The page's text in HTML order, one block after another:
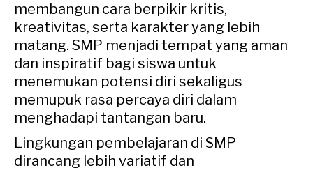
membangun cara berpikir kritis,
kreativitas, serta karakter yang lebih
matang. SMP menjadi tempat yang aman
dan inspiratif bagi siswa untuk
menemukan potensi diri sekaligus
memupuk rasa percaya diri dalam
menghadapi tantangan baru.
Lingkungan pembelajaran di SMP
dirancang lebih variatif dan